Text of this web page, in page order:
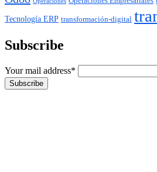
Tecnología ERP transformación-digital
Subscribe
Your mail address*